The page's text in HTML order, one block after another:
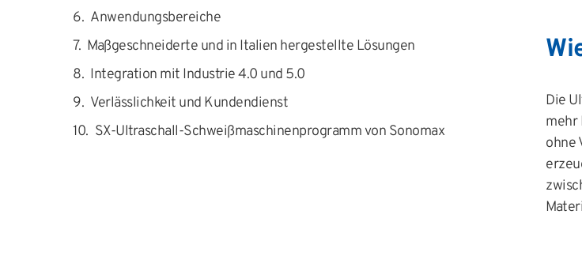
Anwendungsbereiche
Maßgeschneiderte und in Italien hergestellte Lösungen
Integration mit Industrie 4.0 und 5.0
Verlässlichkeit und Kundendienst
SX-Ultraschall-Schweißmaschinenprogramm von Sonomax
Die
mehr
ohne